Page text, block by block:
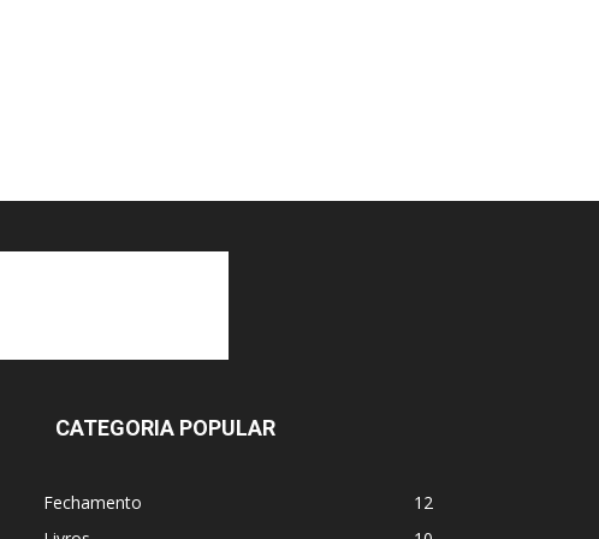
CATEGORIA POPULAR
Fechamento
12